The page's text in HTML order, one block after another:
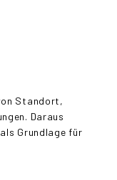
Standort,
Daraus
Grundlage für